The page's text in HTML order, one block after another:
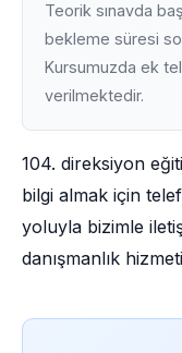
Teorik sınavda
bekleme süresi
Kursumuzda ek
verilmektedir.
104. direksiyon
bilgi almak için
yoluyla bizimle
danışmanlık